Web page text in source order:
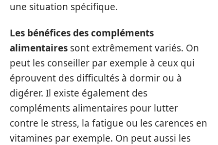
une situation spécifique.
Les bénéfices des compléments
alimentaires sont extrêmement variés. On
peut les conseiller par exemple à ceux qui
éprouvent des difficultés à dormir ou à
digérer. Il existe également des
compléments alimentaires pour lutter
contre le stress, la fatigue ou les carences en
vitamines par exemple. On peut aussi les